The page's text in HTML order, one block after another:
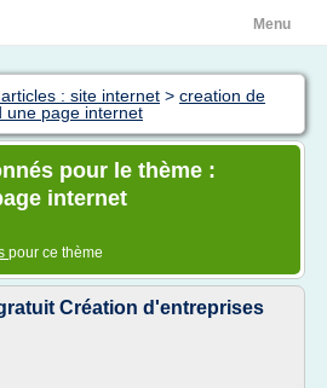
Menu
: site internet > creation de
une page internet
pour le thème :
internet
pour ce thème
Création d'entreprises